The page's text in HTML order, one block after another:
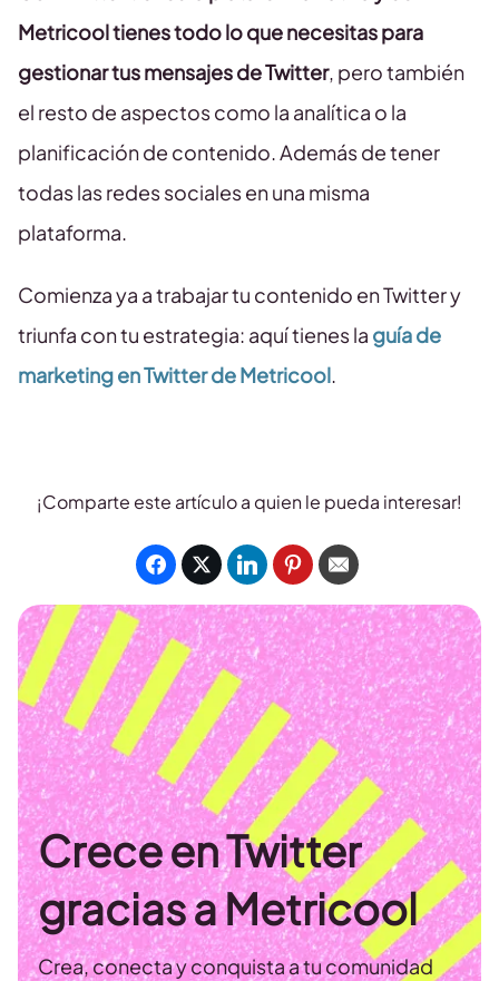
Metricool tienes todo lo que necesitas para
gestionar tus mensajes de Twitter, pero también
el resto de aspectos como la analítica o la
planificación de contenido. Además de tener
todas las redes sociales en una misma
plataforma.
Comienza ya a trabajar tu contenido en Twitter y
triunfa con tu estrategia: aquí tienes la guía de
marketing en Twitter de Metricool.
¡Comparte este artículo a quien le pueda interesar!
Crece en Twitter
gracias a Metricool
Crea, conecta y conquista a tu comunidad